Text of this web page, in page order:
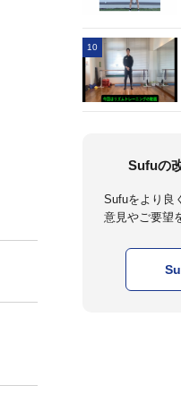
10
Sufuの
Sufuをより良
意見やご要望